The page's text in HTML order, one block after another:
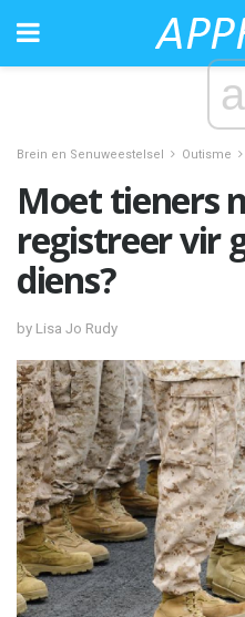
Brein en Senuweestelsel Outisme
Moet tieners
registreer vir
diens?
by Lisa Jo Rudy